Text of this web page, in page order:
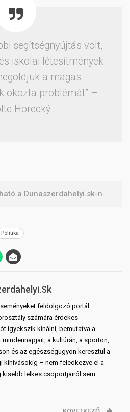
segítségnyújtás volt,
iskolai létesítmények
a magas
okozta problémát” –
Horecký.
a Dunaszerdahelyi.sk-n.
Politika
feldolgozó portál
számára érdekes
igyekszik kínálni, bemutatva a
mindennapjait, a kultúrán, a sporton,
és az egészségügyön keresztül a
kihívásokig – nem feledkezve el a
kisebb lelkes csoportjairól sem.